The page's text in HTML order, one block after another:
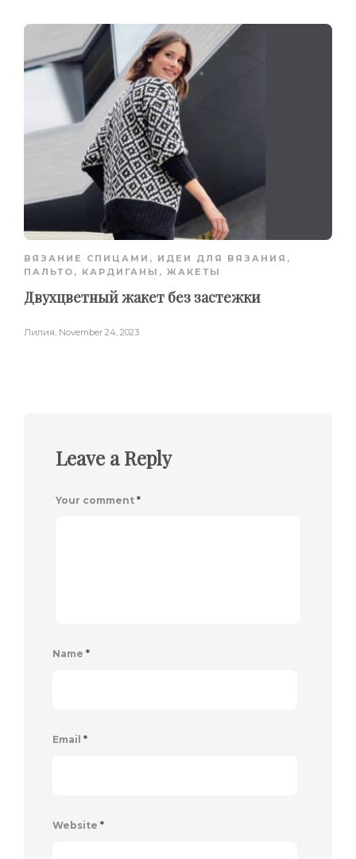
ВЯЗАНИЕ СПИЦАМИ , ИДЕИ ДЛЯ ВЯЗАНИЯ ,
ПАЛЬТО, КАРДИГАНЫ, ЖАКЕТЫ
Двухцветный жакет без застежки
Лилия November 24, 2023
Leave a Reply
Your comment *
Name *
Email *
Website *